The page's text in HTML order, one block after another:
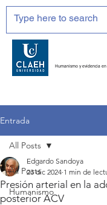
Humanismo y evidencia
Entrada
All Posts
Humanismo
All Posts
Presión arterial en la
posterior ACV
Edgardo Sandoya
23 dic 2024 1 min de